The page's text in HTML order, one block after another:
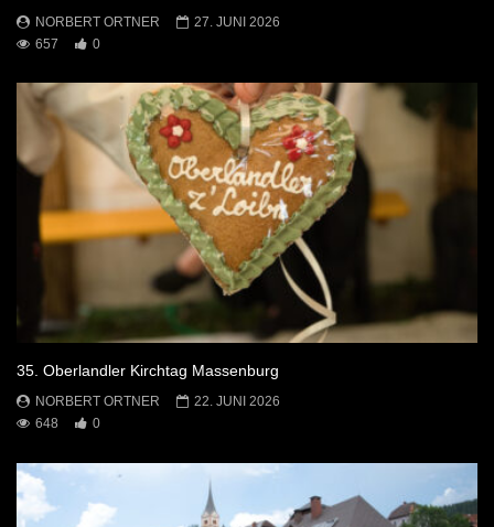
NORBERT ORTNER
27. JUNI 2026
657
0
35. Oberlandler Kirchtag Massenburg
NORBERT ORTNER
22. JUNI 2026
648
0